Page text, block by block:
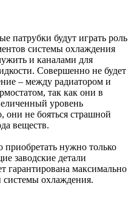
патрубки будут играть роль
системы охлаждения
и каналами для
Совершенно не будет
– между радиатором и
так как они в
уровень
они не бояться страшной
веществ.
приобретать нужно только
заводские детали
гарантирована максимально
системы охлаждения.